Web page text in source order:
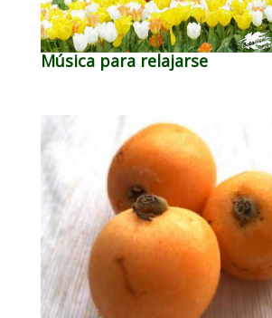
Música para relajarse